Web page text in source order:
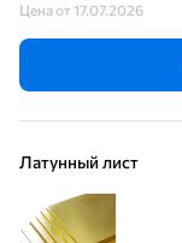
Цена от 17.07.2026
Латунный лист